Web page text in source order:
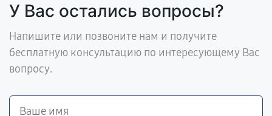
У Вас остались вопросы?
Напишите или позвоните нам и получите
бесплатную консультацию по интересующему Вас
вопросу.